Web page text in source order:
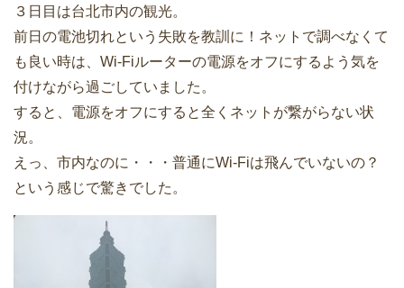
３日目は台北市内の観光。
前日の電池切れという失敗を教訓に！ネットで調べなくて
も良い時は、Wi-Fiルーターの電源をオフにするよう気を
付けながら過ごしていました。
すると、電源をオフにすると全くネットが繋がらない状
況。
えっ、市内なのに・・・普通にWi-Fiは飛んでいないの？
という感じで驚きでした。